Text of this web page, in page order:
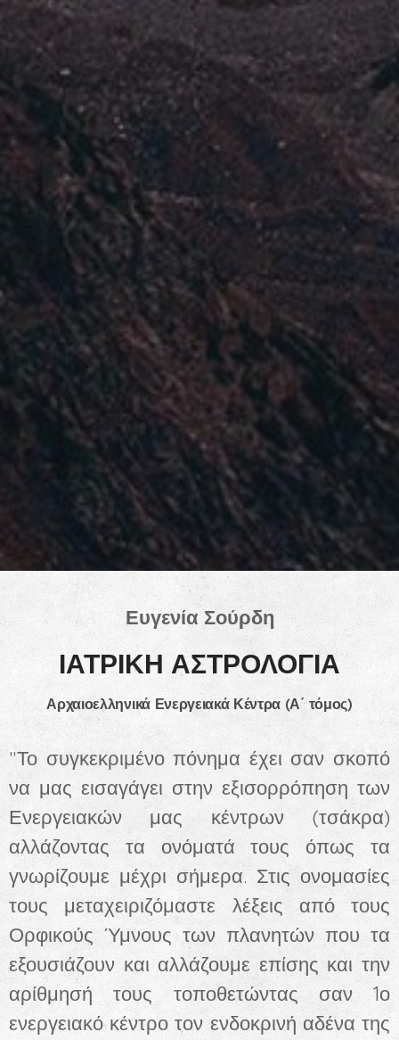
Ευγενία Σούρδη
ΙΑΤΡΙΚΗ ΑΣΤΡΟΛΟΓΙΑ
Αρχαιοελληνικά Ενεργειακά Κέντρα (Α΄ τόμος)
"Το συγκεκριμένο πόνημα έχει σαν σκοπό
να μας εισαγάγει στην εξισορρόπηση των
Ενεργειακών μας κέντρων (τσάκρα)
αλλάζοντας τα ονόματά τους όπως τα
γνωρίζουμε μέχρι σήμερα. Στις ονομασίες
τους μεταχειριζόμαστε λέξεις από τους
Ορφικούς Ύμνους των πλανητών που τα
εξουσιάζουν και αλλάζουμε επίσης και την
αρίθμησή τους τοποθετώντας σαν 1ο
ενεργειακό κέντρο τον ενδοκρινή αδένα της